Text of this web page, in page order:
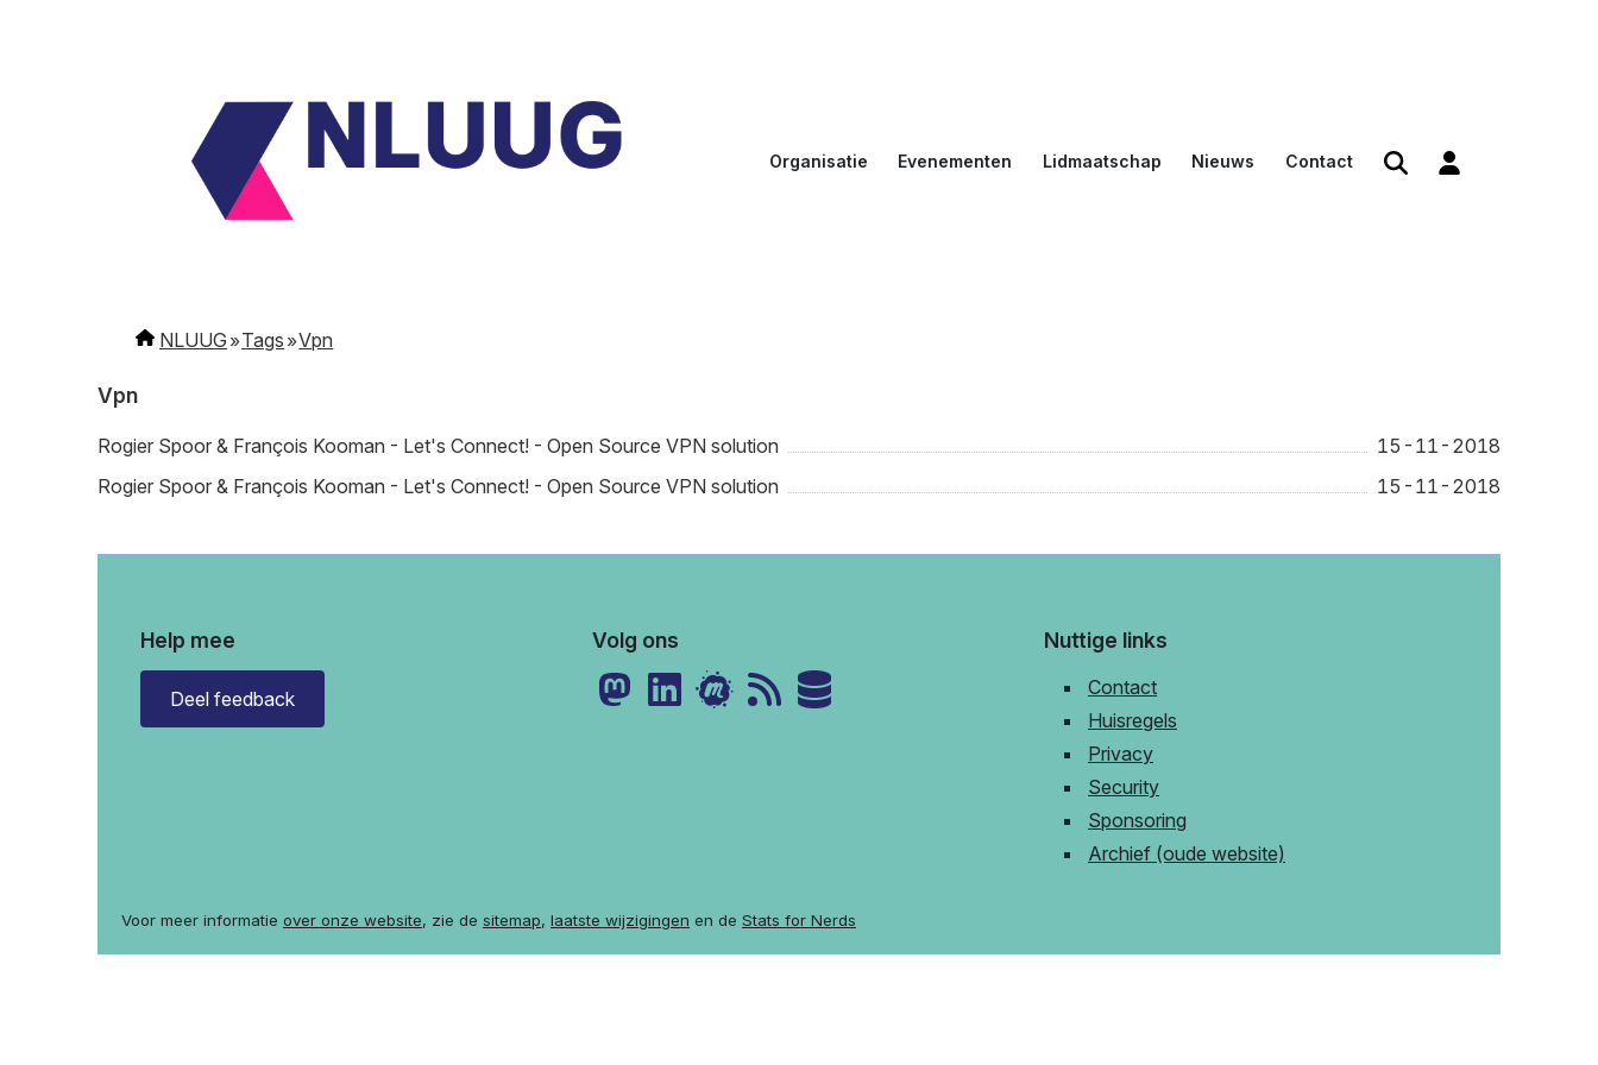
Organisatie Evenementen Lidmaatschap Nieuws Contact
NLUUG Tags Vpn
Vpn
Rogier Spoor & François Kooman - Let's Connect! - Open Source VPN solution
15-11-2018
Rogier Spoor & François Kooman - Let's Connect! - Open Source VPN solution
15-11-2018
Help mee
Deel feedback
Volg ons Nuttige links
Contact
Huisregels
Privacy
Security
Sponsoring
Archief (oude website)
Voor meer informatie over onze website, zie de sitemap, laatste wijzigingen en de Stats for Nerds